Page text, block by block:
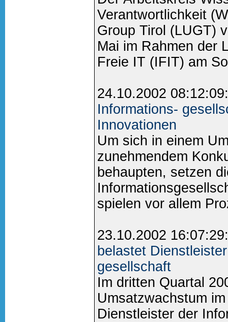
Verantwortlichkeit
Group Tirol (LUGT)
Mai im Rahmen der
Freie IT (IFIT) am
24.10.2002
Informations-
Innovationen
Um sich in einem
zunehmendem
behaupten, setzen
spielen vor allem
23.10.2002
belastet
gesellschaft
Im dritten Quartal
Umsatzwachstum
Dienstleister der